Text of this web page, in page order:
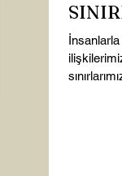
İnsanlarla